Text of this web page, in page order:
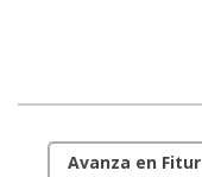
Avanza en Fitur